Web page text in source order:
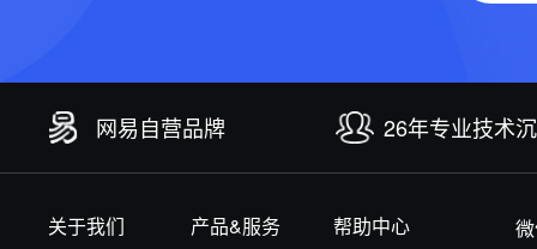
网易自营品牌 26年专业技术
关于我们 产品&服务 帮助中心